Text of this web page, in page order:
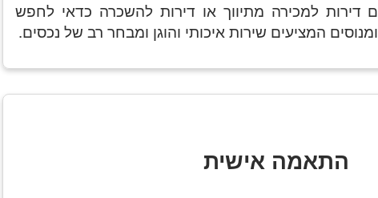
למכירה מתיווך או דירות להשכרה כדאי לחפש
המציעים שירות איכותי והוגן ומבחר רב של נכסים.
התאמה אישית